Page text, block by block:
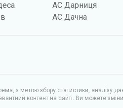
АС Дарниця
АС Дачна
з метою збору статистики, аналізу
контент на сайті. Ви можете